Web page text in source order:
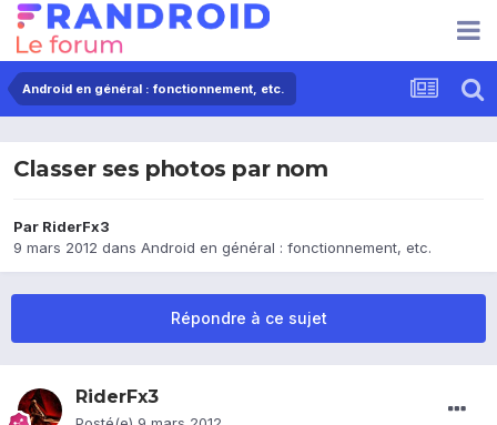
Android en général : fonctionnement, etc.
Classer ses photos par nom
Par RiderFx3
9 mars 2012 dans Android en général : fonctionnement, etc.
Répondre à ce sujet
RiderFx3